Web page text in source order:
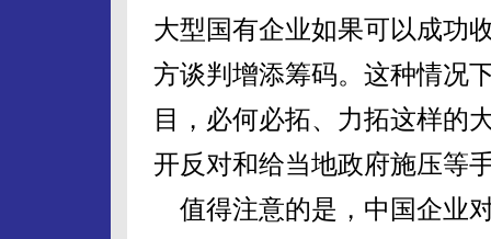
大型国有企业如果可以成功
方谈判增添筹码。这种情况
目，必何必拓、力拓这样的
开反对和给当地政府施压等
值得注意的是，中国企业